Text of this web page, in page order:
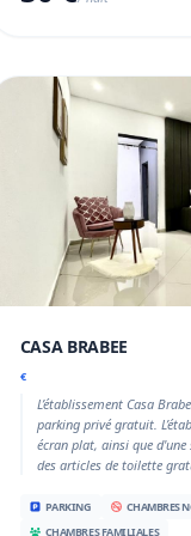
CASA BRABEE
€
L’établissement Casa
parking privé gratuit.
écran plat, ainsi que
des articles de toilette
PARKING
CHAMBRES
CHAMBRES FAMILIALES